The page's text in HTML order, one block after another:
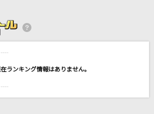
カラオケ最新情報をチェック！
----
----
----